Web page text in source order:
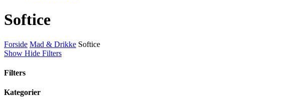
Softice
Forside Mad & Drikke Softice
Show Hide Filters
Filters
Close
Kategorier